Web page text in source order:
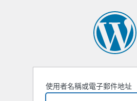
使用者名稱或電子郵件地址